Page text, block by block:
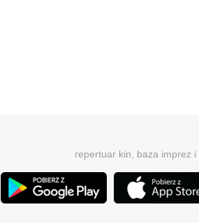
repertuar kin, baza imprez